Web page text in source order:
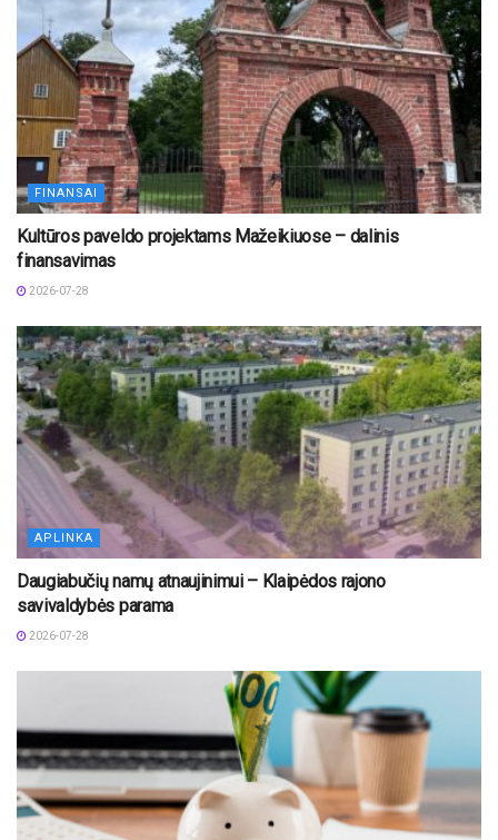
FINANSAI
Kultūros paveldo projektams Mažeikiuose – dalinis
finansavimas
2026-07-28
APLINKA
Daugiabučių namų atnaujinimui – Klaipėdos rajono
savivaldybės parama
2026-07-28